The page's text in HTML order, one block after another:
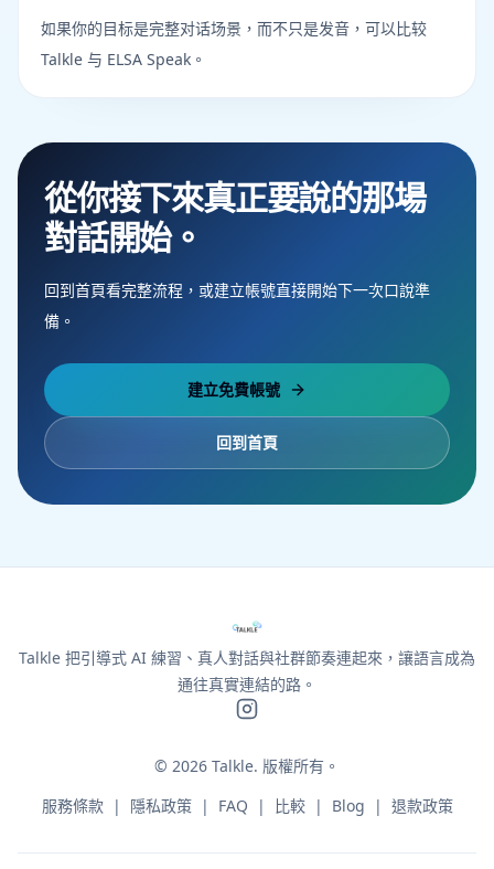
如果你的目标是完整对话场景，而不只是发音，可以比较
Talkle 与 ELSA Speak。
從你接下來真正要說的那場
對話開始。
回到首頁看完整流程，或建立帳號直接開始下一次口說準
備。
建立免費帳號
回到首頁
Talkle 把引導式 AI 練習、真人對話與社群節奏連起來，讓語言成為
通往真實連結的路。
© 2026 Talkle. 版權所有。
服務條款
| 隱私政策 | FAQ | 比較 | Blog | 退款政策